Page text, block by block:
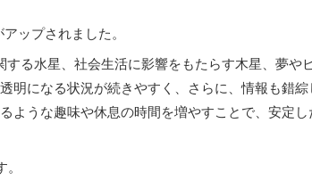
ップされました。
る水星、社会生活に影響をもたらす木星、夢や
明になる状況が続きやすく、さらに、情報も錯
ような趣味や休息の時間を増やすことで、安定